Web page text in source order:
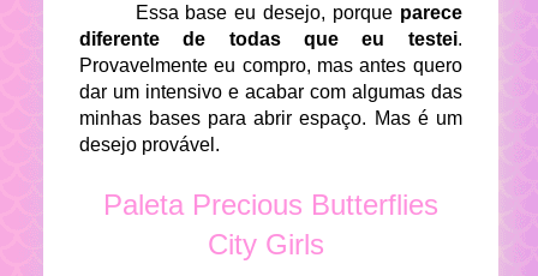
Essa base eu desejo, porque parece
diferente de todas que eu testei.
Provavelmente eu compro, mas antes quero
dar um intensivo e acabar com algumas das
minhas bases para abrir espaço. Mas é um
desejo provável.
Paleta Precious Butterflies
City Girls